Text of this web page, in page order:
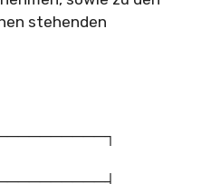
stehenden